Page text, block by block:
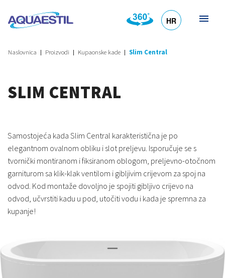
HR
Naslovnica Proizvodi Kupaonske kade Slim Central
SLIM CENTRAL
Samostojeća kada Slim Central karakteristična je po
elegantnom ovalnom obliku i slot preljevu. Isporučuje se s
tvornički montiranom i fiksiranom oblogom, preljevno-otočnom
garniturom sa klik-klak ventilom i gibljivim crijevom za spoj na
odvod. Kod montaže dovoljno je spojiti gibljivo crijevo na
odvod, učvrstiti kadu u pod, utočiti vodu i kada je spremna za
kupanje!